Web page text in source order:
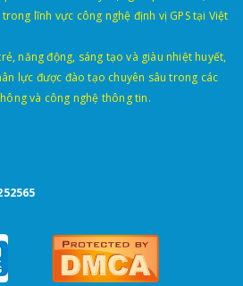
lĩnh vực công nghệ định vị GPS tại Việt
năng động, sáng tạo và giàu nhiệt huyết,
lực được đào tạo chuyên sâu trong các
và công nghệ thông tin.